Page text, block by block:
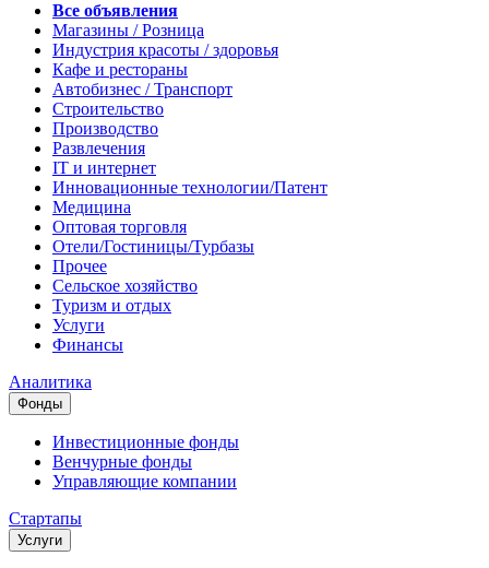
Все объявления
Магазины / Розница
Индустрия красоты / здоровья
Кафе и рестораны
Автобизнес / Транспорт
Строительство
Производство
Развлечения
IT и интернет
Инновационные технологии/Патент
Медицина
Оптовая торговля
Отели/Гостиницы/Турбазы
Прочее
Сельское хозяйство
Туризм и отдых
Услуги
Финансы
Аналитика
Фонды
Инвестиционные фонды
Венчурные фонды
Управляющие компании
Стартапы
Услуги